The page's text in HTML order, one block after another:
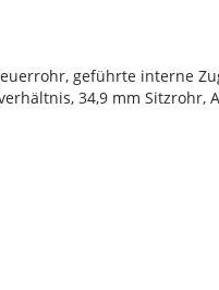
geführte interne
34,9 mm Sitzrohr,